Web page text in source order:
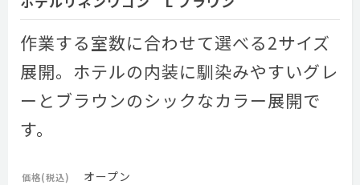
作業する室数に合わせて選べる2サイズ
展開。ホテルの内装に馴染みやすいグレ
ーとブラウンのシックなカラー展開で
す。
価格(税込) オープン